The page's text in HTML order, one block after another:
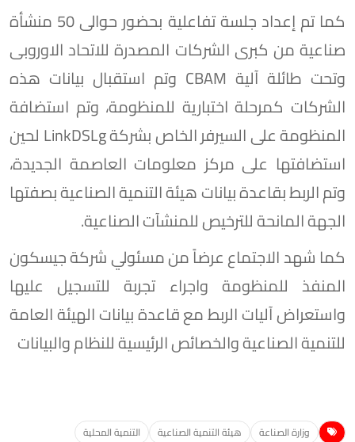
كما تم إعداد جلسة تفاعلية بحضور حوالى 50 منشأة
صناعية من كبرى الشركات المصدرة للاتحاد الاوروبى
وتحت طائلة آلية CBAM وتم استقبال بيانات هذه
الشركات كمرحلة اختبارية للمنظومة، وتم استضافة
المنظومة على السيرفر الخاص بشركة LinkDSLg لحين
استضافتها على مركز معلومات العاصمة الجديدة،
وتم الربط بقاعدة بيانات هيئة التنمية الصناعية بصفتها
الجهة المانحة للترخيص للمنشآت الصناعية.
كما شهد الاجتماع عرضاً من مسئولي شركة جيسكون
المنفذ للمنظومة واجراء تجربة للتسجيل عليها
واستعراض آليات الربط مع قاعدة بيانات الهيئة العامة
للتنمية الصناعية والخصائص الرئيسية للنظام والبيانات
وزارة الصناعة هيئة التنمية الصناعية التنمية المحلية